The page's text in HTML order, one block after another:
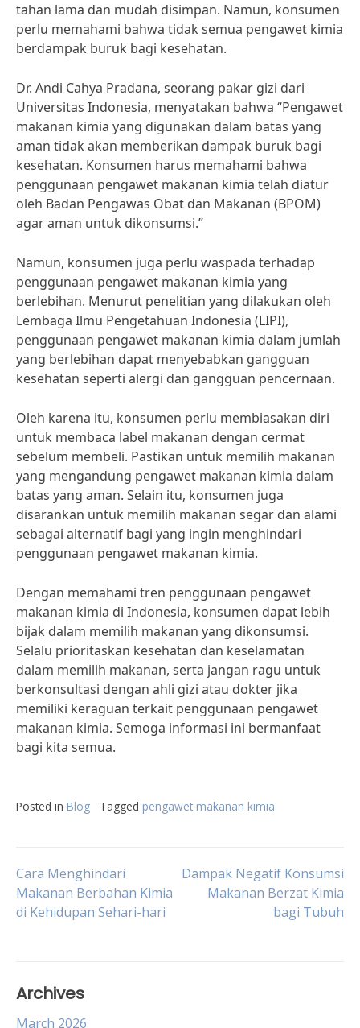
tahan lama dan mudah disimpan. Namun, konsumen
perlu memahami bahwa tidak semua pengawet kimia
berdampak buruk bagi kesehatan.
Dr. Andi Cahya Pradana, seorang pakar gizi dari
Universitas Indonesia, menyatakan bahwa “Pengawet
makanan kimia yang digunakan dalam batas yang
aman tidak akan memberikan dampak buruk bagi
kesehatan. Konsumen harus memahami bahwa
penggunaan pengawet makanan kimia telah diatur
oleh Badan Pengawas Obat dan Makanan (BPOM)
agar aman untuk dikonsumsi.”
Namun, konsumen juga perlu waspada terhadap
penggunaan pengawet makanan kimia yang
berlebihan. Menurut penelitian yang dilakukan oleh
Lembaga Ilmu Pengetahuan Indonesia (LIPI),
penggunaan pengawet makanan kimia dalam jumlah
yang berlebihan dapat menyebabkan gangguan
kesehatan seperti alergi dan gangguan pencernaan.
Oleh karena itu, konsumen perlu membiasakan diri
untuk membaca label makanan dengan cermat
sebelum membeli. Pastikan untuk memilih makanan
yang mengandung pengawet makanan kimia dalam
batas yang aman. Selain itu, konsumen juga
disarankan untuk memilih makanan segar dan alami
sebagai alternatif bagi yang ingin menghindari
penggunaan pengawet makanan kimia.
Dengan memahami tren penggunaan pengawet
makanan kimia di Indonesia, konsumen dapat lebih
bijak dalam memilih makanan yang dikonsumsi.
Selalu prioritaskan kesehatan dan keselamatan
dalam memilih makanan, serta jangan ragu untuk
berkonsultasi dengan ahli gizi atau dokter jika
memiliki keraguan terkait penggunaan pengawet
makanan kimia. Semoga informasi ini bermanfaat
bagi kita semua.
Posted in Blog Tagged pengawet makanan kimia
Post
navigation
Cara Menghindari
Makanan Berbahan Kimia
di Kehidupan Sehari-hari
Dampak Negatif Konsumsi
Makanan Berzat Kimia
bagi Tubuh
Archives
March 2026